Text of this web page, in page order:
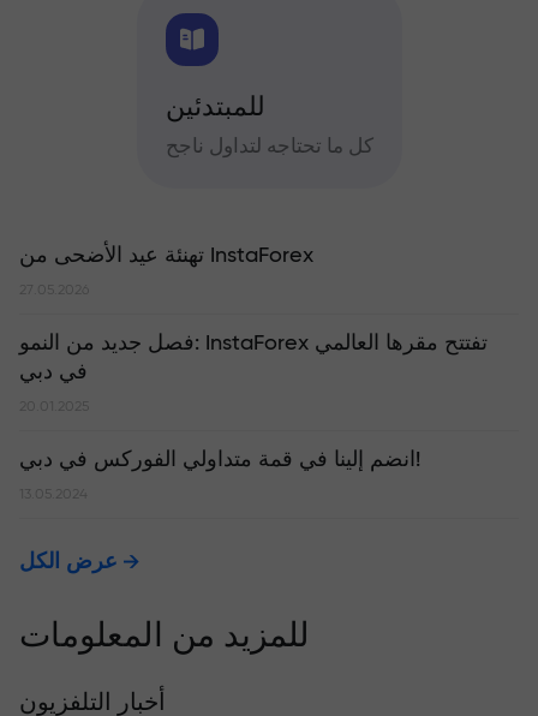
للمبتدئين
كل ما تحتاجه لتداول ناجح
تهنئة عيد الأضحى من InstaForex
27.05.2026
​فصل جديد من النمو: InstaForex تفتتح مقرها العالمي
في دبي
20.01.2025
انضم إلينا في قمة متداولي الفوركس في دبي!
13.05.2024
عرض الكل
للمزيد من المعلومات
أخبار التلفزيون